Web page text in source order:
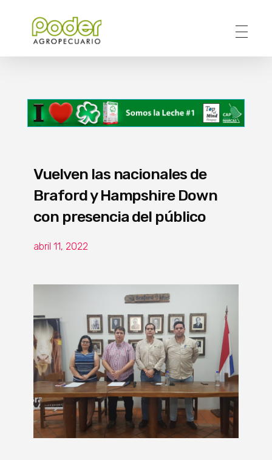
Vuelven las nacionales de
Braford y Hampshire Down
con presencia del público
abril 11, 2022